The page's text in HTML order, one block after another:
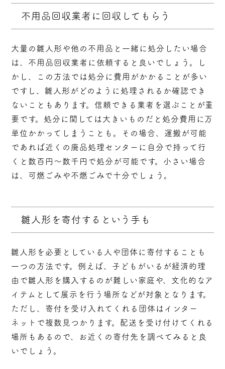
不用品回収業者に回収してもらう
大量の雛人形や他の不用品と一緒に処分したい場合
は、不用品回収業者に依頼すると良いでしょう。し
かし、この方法では処分に費用がかかることが多い
ですし、雛人形がどのように処理されるか確認でき
ないこともあります。信頼できる業者を選ぶことが重
要です。処分に関しては大きいものだと処分費用に万
単位かかってしまうことも。その場合、運搬が可能
であれば近くの廃品処理センターに自分で持って行
くと数百円〜数千円で処分が可能です。小さい場合
は、可燃ごみや不燃ごみで十分でしょう。
雛人形を寄付するという手も
雛人形を必要としている人や団体に寄付することも
一つの方法です。例えば、子どもがいるが経済的理
由で雛人形を購入するのが難しい家庭や、文化的なア
イテムとして展示を行う場所などが対象となります。
ただし、寄付を受け入れてくれる団体はインター
ネットで複数見つかります。配送を受け付けてくれる
場所もあるので、お近くの寄付先を調べてみると良
いでしょう。